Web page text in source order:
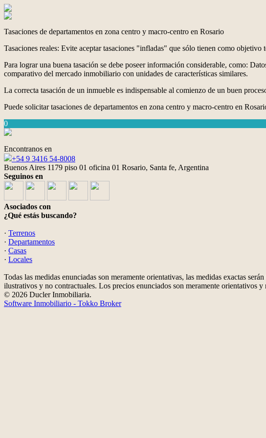
Tasaciones de departamentos en zona centro y macro-centro en Rosario
Tasaciones reales: Evite aceptar tasaciones "infladas" que sólo tienen como
Para lograr una buena tasación se debe poseer información considerable, como:
comparativo del mercado inmobiliario con unidades de características similares.
La correcta tasación de un inmueble es indispensable al comienzo de un buen
Puede solicitar tasaciones de departamentos en zona centro y macro-centro en
0
Encontranos en
+54 9 3416 54-8008
Buenos Aires 1179 piso 01 oficina 01 Rosario, Santa fe, Argentina
Seguinos en
Asociados con
¿Qué estás buscando?
· Terrenos
· Departamentos
· Casas
· Locales
Todas las medidas enunciadas son meramente orientativas, las medidas exactas
ilustrativos y no contractuales. Los precios enunciados son meramente orientativos y
© 2026 Ducler Inmobiliaria.
Software Inmobiliario - Tokko Broker